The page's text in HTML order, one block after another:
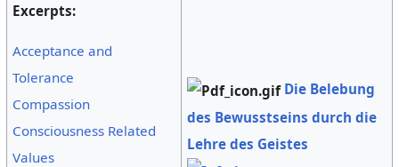
Excerpts:
Acceptance and
Tolerance
Compassion
Consciousness Related
Values
Die Belebung
des Bewusstseins durch die
Lehre des Geistes